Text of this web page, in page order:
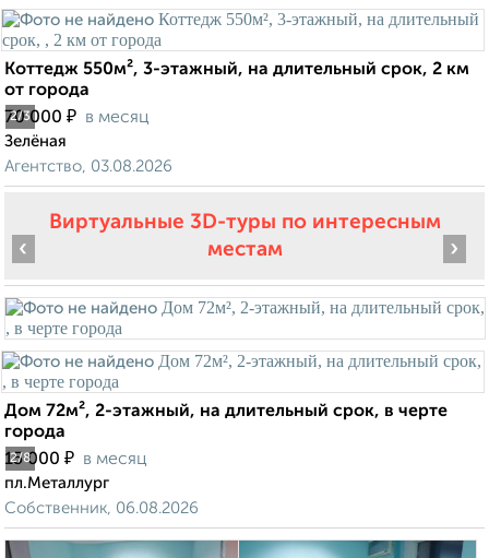
2/3
Коттедж 550м², 3-этажный, на длительный срок, 2 км
от города
70 000 ₽ в месяц
Зелёная
Агентство, 03.08.2026
Виртуальные 3D-туры по интересным
местам
2/8
‹ ›
Дом 72м², 2-этажный, на длительный срок, в черте
города
15 000 ₽ в месяц
пл.Металлург
Собственник, 06.08.2026